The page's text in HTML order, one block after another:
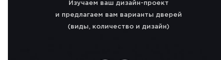
Изучаем ваш дизайн-проект
и предлагаем вам варианты дверей
(виды, количество и дизайн)